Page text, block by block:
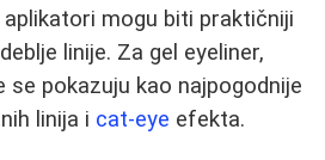
mogu biti praktičniji
linije. Za gel eyeliner,
se pokazuju kao najpogodnije
linija i cat-eye efekta.